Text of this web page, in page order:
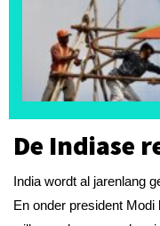
De Indiase
India wordt al jarenlang
En onder president